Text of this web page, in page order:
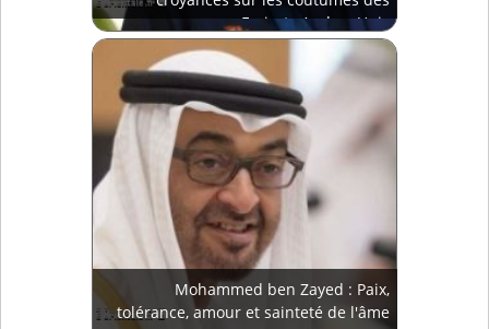
Emirats Arabes Unis
Mohammed ben Zayed : Paix,
tolérance, amour et sainteté de l'âme